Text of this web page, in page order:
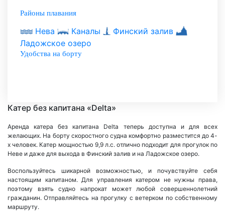
Районы плавания
Нева Каналы
Финский залив
Ладожское озеро
Удобства на борту
Катер без капитана «Delta»
Аренда катера без капитана Delta теперь доступна и для всех
желающих. На борту скоростного судна комфортно разместится до 4-
х человек. Катер мощностью 9,9 л.с. отлично подходит для прогулок по
Неве и даже для выхода в Финский залив и на Ладожское озеро.
Воспользуйтесь шикарной возможностью, и почувствуйте себя
настоящим капитаном. Для управления катером не нужны права,
поэтому взять судно напрокат может любой совершеннолетний
гражданин. Отправляйтесь на прогулку с ветерком по собственному
маршруту.